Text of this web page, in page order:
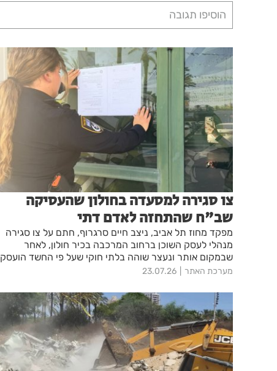
הוסיפו תגובה
צו סגירה למסעדה בחולון שהעסיקה
שב"ח שהתחזה לאדם דתי
מפקד מחוז תל אביב, ניצב חיים סרגרוף, חתם על צו סגירה
מנהלי לעסק השוכן ברחוב המרכבה בכיר חולון, לאחר
שבמקום אותר ונעצר שוהה בלתי חוקי שעל פי החשד הועסק
במקום
מערכת האתר 23.07.26